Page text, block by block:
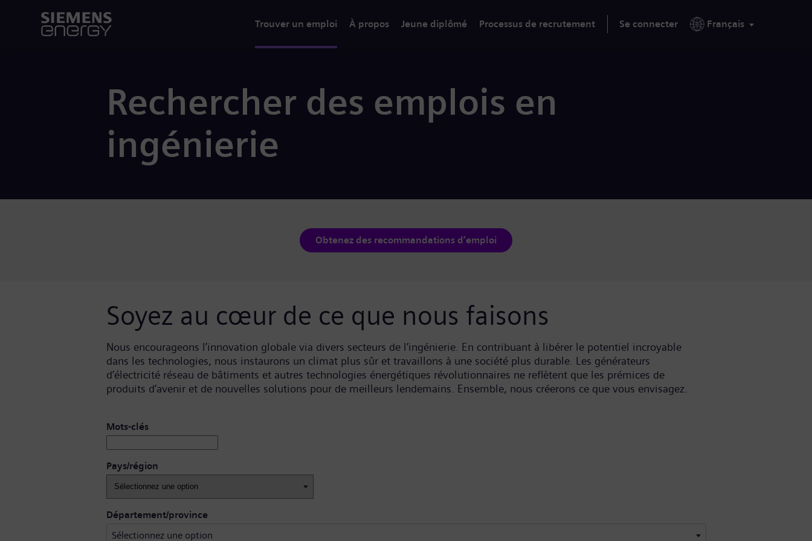
Trouver un emploi À propos Jeune diplômé Processus de recrutement Se connecter Français
Rechercher des emplois en
ingénierie
Obtenez des recommandations d’emploi
Soyez au cœur de ce que nous faisons
Nous encourageons l’innovation globale via divers secteurs de l’ingénierie. En contribuant à libérer le potentiel incroyable
dans les technologies, nous instaurons un climat plus sûr et travaillons à une société plus durable. Les générateurs
d’électricité réseau de bâtiments et autres technologies énergétiques révolutionnaires ne reflètent que les prémices de
produits d’avenir et de nouvelles solutions pour de meilleurs lendemains. Ensemble, nous créerons ce que vous envisagez.
Rechercher des postes vacants
Mots-clés
Pays/région
Département/provinceSélectionnez une option
Sélectionnez une option